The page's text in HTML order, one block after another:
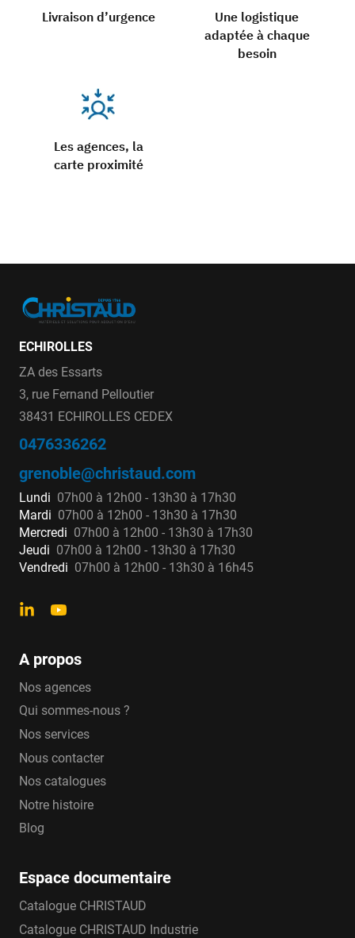
Livraison d’urgence
Une logistique
adaptée à chaque
besoin
Les agences, la
carte proximité
ECHIROLLES
ZA des Essarts
3, rue Fernand Pelloutier
38431 ECHIROLLES CEDEX
0476336262
grenoble@christaud.com
Lundi 07h00 à 12h00 - 13h30 à 17h30
Mardi 07h00 à 12h00 - 13h30 à 17h30
Mercredi 07h00 à 12h00 - 13h30 à 17h30
Jeudi 07h00 à 12h00 - 13h30 à 17h30
Vendredi 07h00 à 12h00 - 13h30 à 16h45
A propos
Nos agences
Qui sommes-nous ?
Nos services
Nous contacter
Nos catalogues
Notre histoire
Blog
Espace documentaire
Catalogue CHRISTAUD
Catalogue CHRISTAUD Industrie